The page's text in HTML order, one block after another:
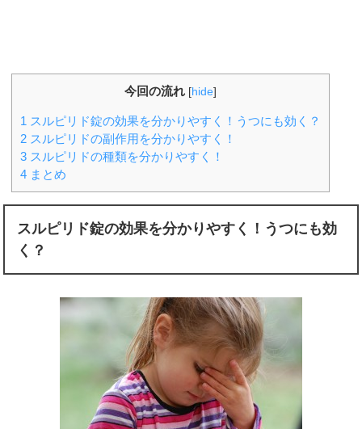
今回の流れ [hide]
1 スルピリド錠の効果を分かりやすく！うつにも効く？
2 スルピリドの副作用を分かりやすく！
3 スルピリドの種類を分かりやすく！
4 まとめ
スルピリド錠の効果を分かりやすく！うつにも効
く？